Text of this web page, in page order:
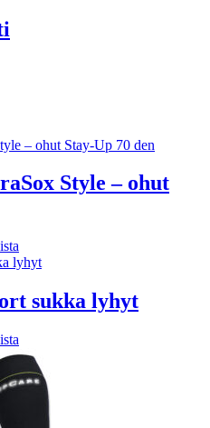
Style – ohut
tuotteella
useampi
muunnelma.
tehdä
valinnat
tuotteen
sivulla.
sukka lyhyt
tuotteella
on
useampi
muunnelma.